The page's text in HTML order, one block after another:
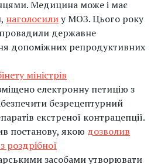
Медицина може і має
наголосилиу МОЗ. Цього року
державне
допоміжних репродуктивних
міністрів
електронну петицію з
безрецептурний
екстреної контрацепції.
постанову, якою дозволив
роздрібної
засобами утворювати